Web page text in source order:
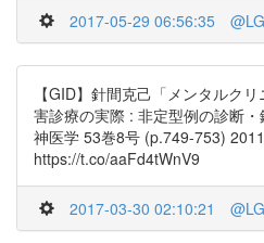
2017-05-29 06:56:35
【GID】針間克己「メンタルク
害診療の実際 : 非定型例の診断
神医学 53巻8号 (p.749-753)
https://t.co/aaFd4tWnV9
2017-03-30 02:10:21